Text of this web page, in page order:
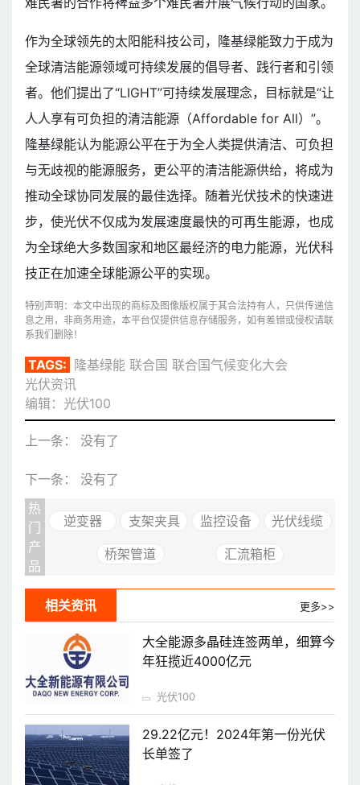
作为全球领先的太阳能科技公司，隆基绿能致力于成为
全球清洁能源领域可持续发展的倡导者、践行者和引领
者。他们提出了“LIGHT”可持续发展理念，目标就是“让
人人享有可负担的清洁能源（Affordable for All）”。
隆基绿能认为能源公平在于为全人类提供清洁、可负担
与无歧视的能源服务，更公平的清洁能源供给，将成为
推动全球协同发展的最佳选择。随着光伏技术的快速进
步，使光伏不仅成为发展速度最快的可再生能源，也成
为全球绝大多数国家和地区最经济的电力能源，光伏科
技正在加速全球能源公平的实现。
特别声明：本文中出现的商标及图像版权属于其合法持有人，只供传递信
息之用，非商务用途，本平台仅提供信息存储服务，如有差错或侵权请联
系我们删除！
TAGS: 隆基绿能 联合国 联合国气候变化大会
光伏资讯
编辑：光伏100
上一条： 没有了
下一条： 没有了
热
门
产
品
逆变器 支架夹具 监控设备 光伏线缆
桥架管道 汇流箱柜
相关资讯 更多>>
大全能源多晶硅连签两单，细算今
年狂揽近4000亿元
光伏100
29.22亿元！2024年第一份光伏
长单签了